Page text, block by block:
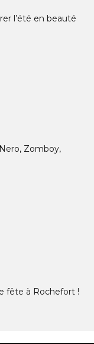
l’été en beauté
Zomboy,
fête à Rochefort !